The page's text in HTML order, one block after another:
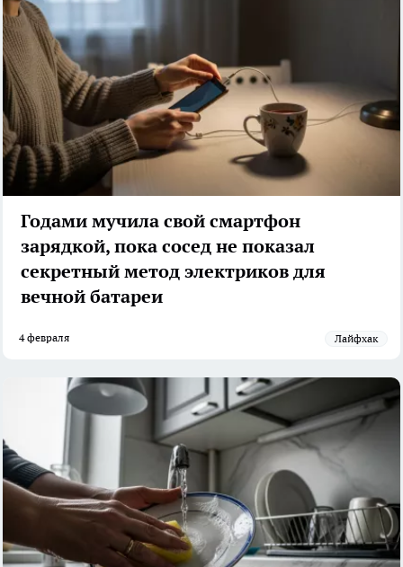
Годами мучила свой смартфон
зарядкой, пока сосед не показал
секретный метод электриков для
вечной батареи
4 февраля Лайфхак